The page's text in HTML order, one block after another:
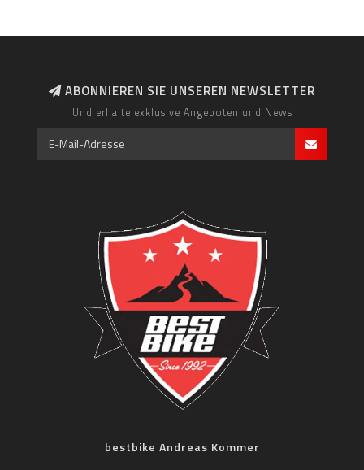
ABONNIEREN SIE UNSEREN NEWSLETTER
Und erhalte exklusive Angeboten und News
bestbike Andreas Kommer